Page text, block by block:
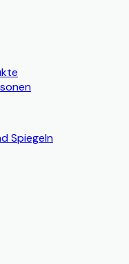
Spiegeln